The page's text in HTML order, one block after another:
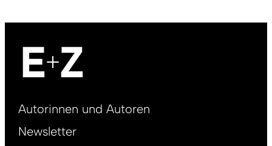
Footer
DE
Autorinnen und Autoren
Newsletter